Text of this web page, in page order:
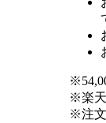
※楽天
※注文